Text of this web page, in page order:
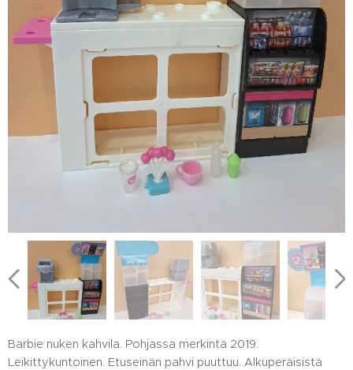
Barbie nuken kahvila. Pohjassa merkintä 2019.
Leikittykuntoinen. Etuseinän pahvi puuttuu. Alkuperäisistä